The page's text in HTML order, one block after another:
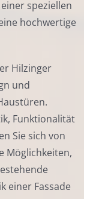
speziellen
hochwertige
Hilzinger
und
Funktionalität
Sie sich von
Möglichkeiten,
einer Fassade